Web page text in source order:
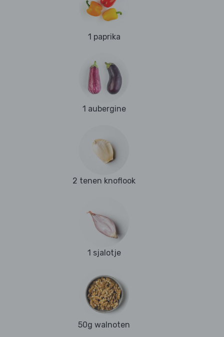
1 paprika
1 aubergine
2 tenen knoflook
1 sjalotje
50g walnoten